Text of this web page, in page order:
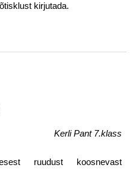
kirjutada.
Kerli Pant 7.klass
ruudust koosnevast